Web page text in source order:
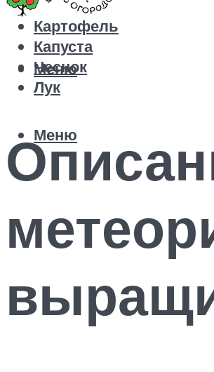
Перец
Картофель
Капуста
Чеснок
Лук
Меню
Меню